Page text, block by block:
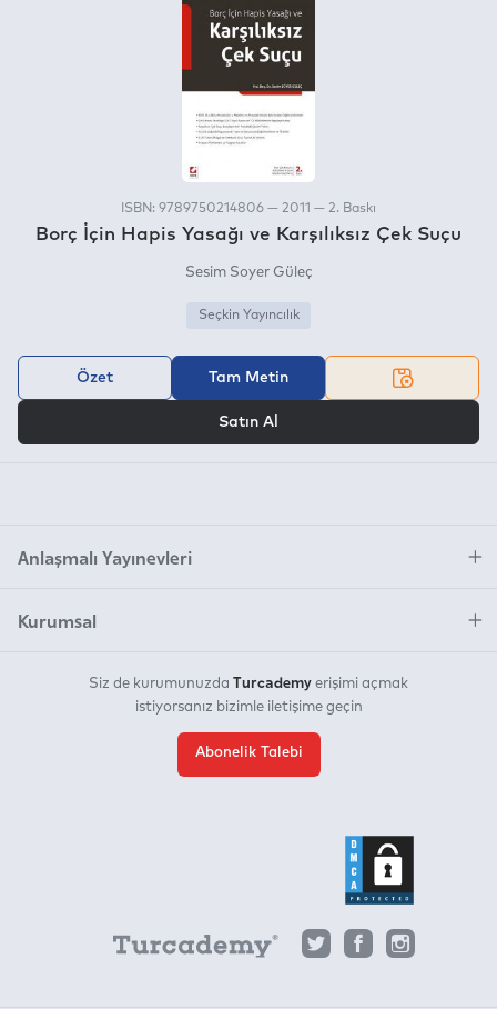
ISBN: 9789750214806 — 2011 — 2. Baskı
Borç İçin Hapis Yasağı ve Karşılıksız Çek Suçu
Sesim Soyer Güleç
Seçkin Yayıncılık
Özet Tam Metin
Satın Al
Anlaşmalı Yayınevleri
Kurumsal
Siz de kurumunuzda Turcademy erişimi açmak
istiyorsanız bizimle iletişime geçin
Abonelik Talebi